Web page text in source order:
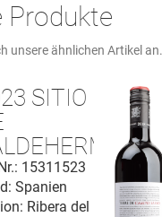
Produkte
unsere ähnlichen Artikel an.
SITIO
del
DO
15311523
Spanien
Ribera del